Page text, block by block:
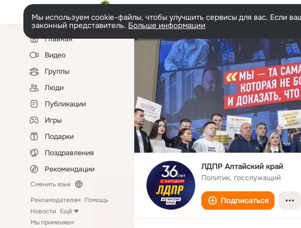
Мы используем cookie-файлы, чтобы улучшить сервисы для вас. Если
законный представитель. Больше информации
Левая
колонкаГлавная
Видео
Группы
Люди
Публикации
Игры
Подарки
Поздравления
Рекомендации
Сменить язык
Рекламодателям Помощь
Новости Ещё
Мы применяем
ЛДПР Алтайский край
Политик, госслужащий
Подписаться